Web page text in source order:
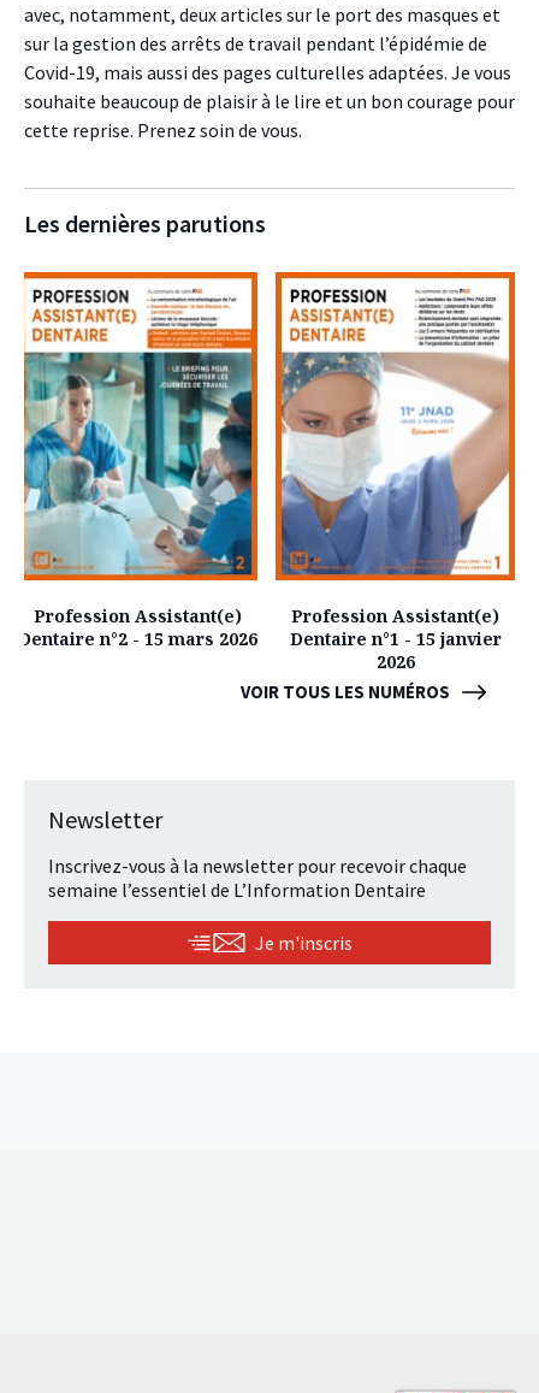
avec, notamment, deux articles sur le port des masques et
sur la gestion des arrêts de travail pendant l’épidémie de
Covid-19, mais aussi des pages culturelles adaptées. Je vous
souhaite beaucoup de plaisir à le lire et un bon courage pour
cette reprise. Prenez soin de vous.
Les dernières parutions
VOIR TOUS LES NUMÉROS
Profession Assistant(e)
Dentaire n°2 - 15 mars 2026
Profession Assistant(e)
Dentaire n°1 - 15 janvier
2026
Newsletter
Inscrivez-vous à la newsletter pour recevoir chaque
semaine l’essentiel de L’Information Dentaire
Je m'inscris